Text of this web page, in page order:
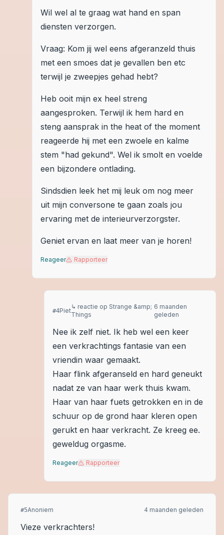
Wil wel al te graag wat hand en span
diensten verzorgen.
Vraag: Kom jij wel eens afgeranzeld thuis
met een smoes dat je gevallen ben etc
terwijl je zweepjes gehad hebt?
Heb ooit mijn ex heel streng
aangesproken. Terwijl ik hem hard en
steng aansprak in the heat of the moment
reageerde hij met een zwoele en kalme
stem "had gekund". Wel ik smolt en voelde
een bijzondere ontlading.
Sindsdien leek het mij leuk om nog meer
uit mijn conversone te gaan zoals jou
ervaring met de interieurverzorgster.
Geniet ervan en laat meer van je horen!
Reageer Rapporteer
#4Piet
↳ reactie op Strange &amp;
Things
6 maanden
geleden
Nee ik zelf niet. Ik heb wel een keer
een verkrachtings fantasie van een
vriendin waar gemaakt.
Haar flink afgeranseld en hard geneukt
nadat ze van haar werk thuis kwam.
Haar van haar fuets getrokken en in de
schuur op de grond haar kleren open
gerukt en haar verkracht. Ze kreeg ee.
geweldug orgasme.
Reageer Rapporteer
#5Anoniem 4 maanden geleden
Vieze verkrachters!